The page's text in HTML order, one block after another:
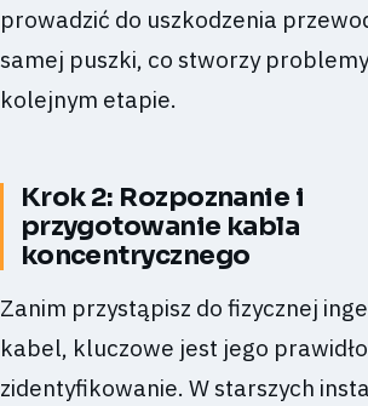
prowadzić do uszkodzenia
samej puszki, co stworzy
kolejnym etapie.
Krok 2: Rozpoznanie i
przygotowanie kabla
koncentrycznego
Zanim przystąpisz do fizycznej
kabel, kluczowe jest jego
zidentyfikowanie. W starszych